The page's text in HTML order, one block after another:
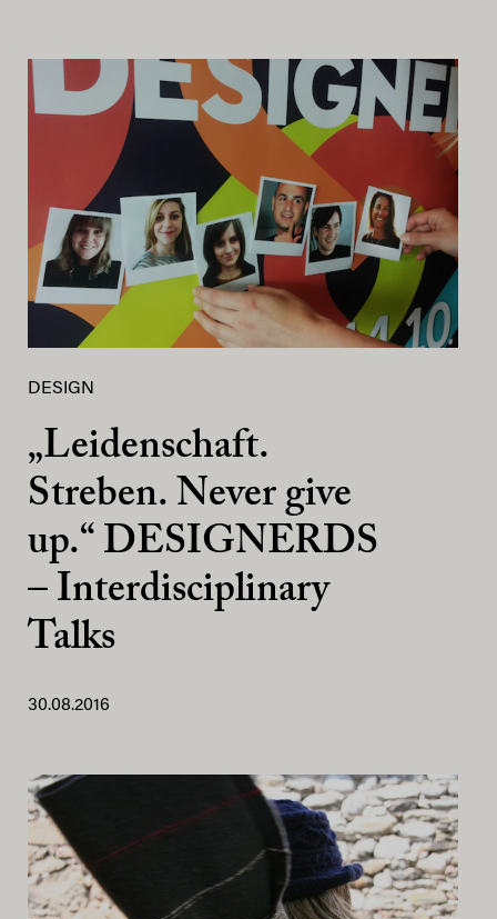
DESIGN
„Leidenschaft.
Streben. Never give
up.“ DESIGNERDS
– Interdisciplinary
Talks
30.08.2016